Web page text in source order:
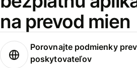
na prevod mien
Porovnajte podmienky
poskytovateľov